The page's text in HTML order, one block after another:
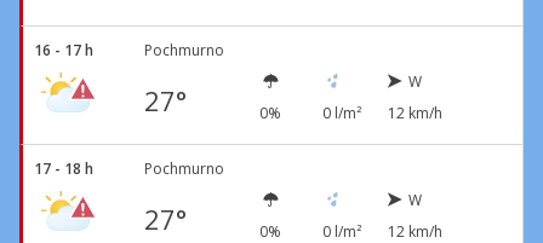
16 - 17 h Pochmurno
27° 0% 0 l/m²
W
12 km/h
17 - 18 h Pochmurno
27° 0% 0 l/m²
W
12 km/h